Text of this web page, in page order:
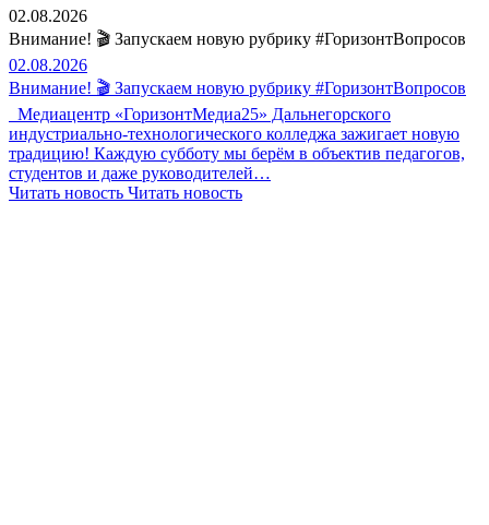
02.08.2026
Внимание! 🎬 Запускаем новую рубрику #ГоризонтВопросов
02.08.2026
Внимание! 🎬 Запускаем новую рубрику #ГоризонтВопросов
Медиацентр «ГоризонтМедиа25» Дальнегорского
индустриально-технологического колледжа зажигает новую
традицию! Каждую субботу мы берём в объектив педагогов,
студентов и даже руководителей…
Читать новость Читать новость